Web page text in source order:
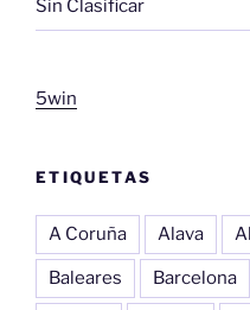
Sin Clasificar
5win
ETIQUETAS
A Coruña Alava
Baleares Barcelona